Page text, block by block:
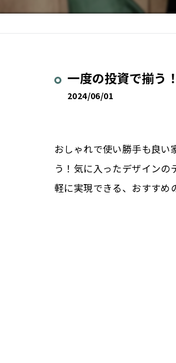
一度の投資で揃う
2024/06/01
おしゃれで使い勝手も良
う！気に入ったデザイン
軽に実現できる、おすすめ